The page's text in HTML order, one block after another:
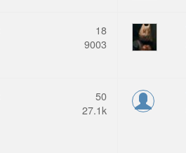
18
9003
50
27.1k